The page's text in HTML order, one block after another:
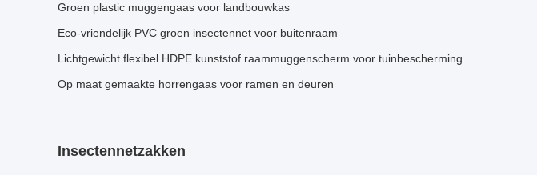
Groen plastic muggengaas voor landbouwkas
Eco-vriendelijk PVC groen insectennet voor buitenraam
Lichtgewicht flexibel HDPE kunststof raammuggenscherm voor tuinbescherming
Op maat gemaakte horrengaas voor ramen en deuren
Insectennetzakken